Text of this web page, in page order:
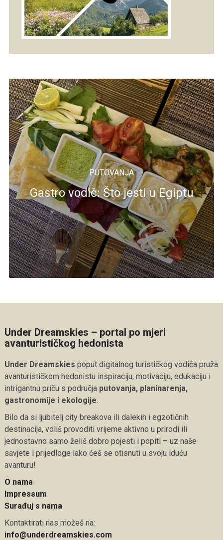
PUTOVANJA
Gastro vodič: Što jesti u Egiptu
Under Dreamskies – portal po mjeri
avanturističkog hedonista
Under Dreamskies poput digitalnog turističkog vodiča pruža
avanturističkom hedonistu inspiraciju, motivaciju, edukaciju i
intrigantnu priču s područja putovanja, planinarenja,
gastronomije i ekologije
Bilo da si ljubitelj city breakova ili dalekih i egzotičnih
destinacija, voliš provoditi vrijeme aktivno u prirodi ili
jednostavno samo želiš dobro pojesti i popiti – uz naše
savjete i prijedloge lako ćeš se otisnuti u svoju iduću
avanturu!
O nama
Impressum
Surađuj s nama
Kontaktirati nas možeš na:
info@underdreamskies.com